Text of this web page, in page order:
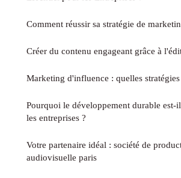
Comment réussir sa stratégie de
Créer du contenu engageant grâce à
Marketing d'influence : quelles stratégies
Pourquoi le développement durable
les entreprises ?
Votre partenaire idéal : société de
audiovisuelle paris